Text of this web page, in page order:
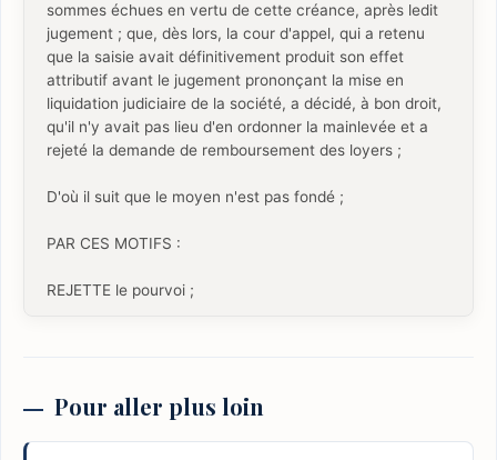
sommes échues en vertu de cette créance, après ledit
jugement ; que, dès lors, la cour d'appel, qui a retenu
que la saisie avait définitivement produit son effet
attributif avant le jugement prononçant la mise en
liquidation judiciaire de la société, a décidé, à bon droit,
qu'il n'y avait pas lieu d'en ordonner la mainlevée et a
rejeté la demande de remboursement des loyers ;
D'où il suit que le moyen n'est pas fondé ;
PAR CES MOTIFS :
REJETTE le pourvoi ;
Pour aller plus loin